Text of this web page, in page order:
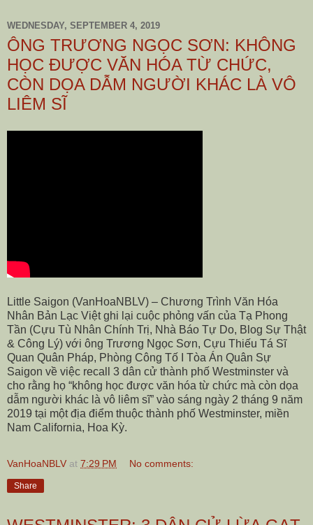
WEDNESDAY, SEPTEMBER 4, 2019
ÔNG TRƯƠNG NGỌC SƠN: KHÔNG
HỌC ĐƯỢC VĂN HÓA TỪ CHỨC,
CÒN DỌA DẪM NGƯỜI KHÁC LÀ VÔ
LIÊM SĨ
Little Saigon (VanHoaNBLV) – Chương Trình Văn Hóa
Nhân Bản Lạc Việt ghi lại cuộc phỏng vấn của Tạ Phong
Tần (Cựu Tù Nhân Chính Trị, Nhà Báo Tự Do, Blog Sự Thật
& Công Lý) với ông Trương Ngọc Sơn, Cựu Thiếu Tá Sĩ
Quan Quân Pháp, Phòng Công Tố I Tòa Án Quân Sự
Saigon về việc recall 3 dân cử thành phố Westminster và
cho rằng họ “không học được văn hóa từ chức mà còn dọa
dẫm người khác là vô liêm sĩ” vào sáng ngày 2 tháng 9 năm
2019 tại một địa điểm thuộc thành phố Westminster, miền
Nam California, Hoa Kỳ.
VanHoaNBLV at 7:29 PM No comments:
Share